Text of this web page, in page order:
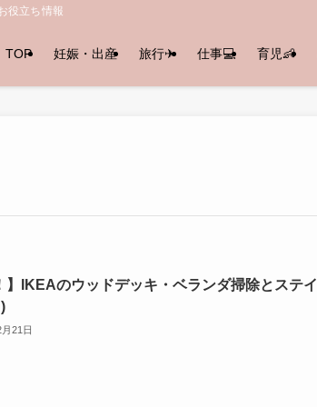
役立ち情報
TOP 妊娠・出産 旅行✈︎ 仕事💻 育児👶
】IKEAのウッドデッキ・ベランダ掃除とステイ
21日